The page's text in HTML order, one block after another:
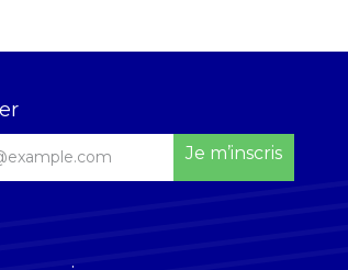
Je m’inscris